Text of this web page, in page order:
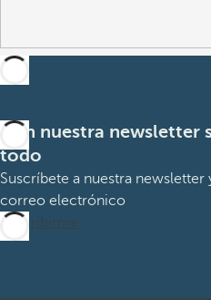
Con nuestra newsletter
todo
Suscríbete a nuestra
correo electrónico
Suscribirme